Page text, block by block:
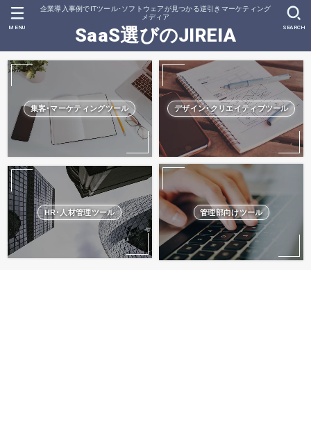
企業導入事例でITツール･ソフトウェアが見つかる逆引きマーケティング
メディア
SaaS選びのJIREIA SEARCH
MENU
集客･マーケティングツール デザイン･クリエイティブツール
HR･人材管理ツール 管理部向けツール